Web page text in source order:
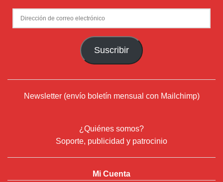
Dirección
de
Suscribir
Newsletter (envío boletín mensual con Mailchimp)
¿Quiénes somos?
Soporte, publicidad y patrocinio
Mi Cuenta